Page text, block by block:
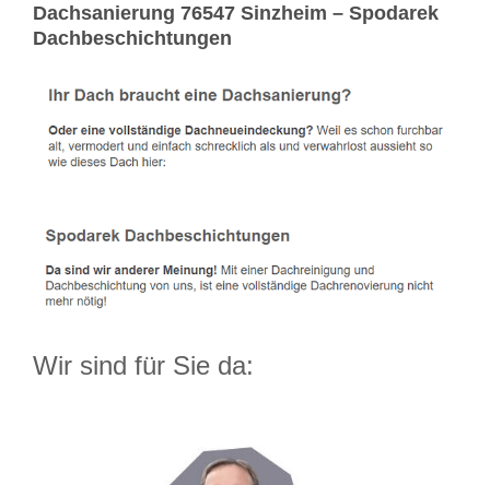
Dachsanierung 76547 Sinzheim – Spodarek
Dachbeschichtungen
Wir sind für Sie da: